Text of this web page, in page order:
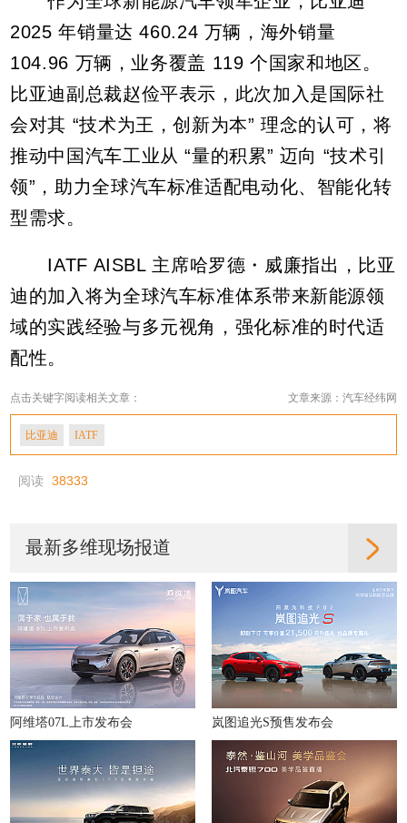
2025 年销量达 460.24 万辆，海外销量
104.96 万辆，业务覆盖 119 个国家和地区。
比亚迪副总裁赵俭平表示，此次加入是国际社
会对其 “技术为王，创新为本” 理念的认可，将
推动中国汽车工业从 “量的积累” 迈向 “技术引
领”，助力全球汽车标准适配电动化、智能化转
型需求。
IATF AISBL 主席哈罗德・威廉指出，比亚
迪的加入将为全球汽车标准体系带来新能源领
域的实践经验与多元视角，强化标准的时代适
配性。
比亚迪 IATF
最新多维现场报道
阿维塔07L上市发布会 岚图追光S预售发布会